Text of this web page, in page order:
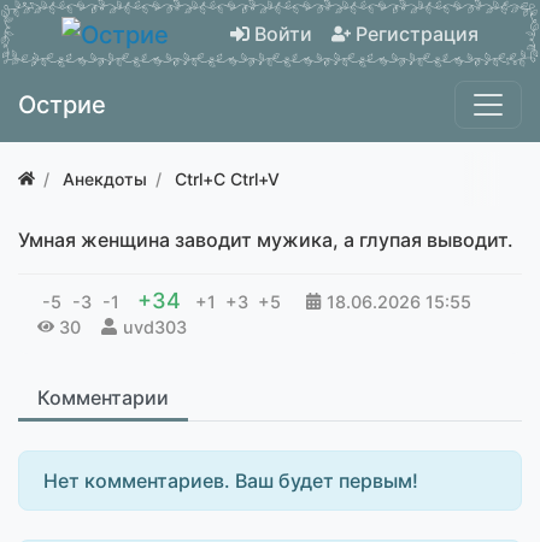
Войти Регистрация
Острие
Анекдоты Ctrl+C Ctrl+V
Умная женщина заводит мужика, а глупая выводит.
-5 -3 -1 +34 +1 +3 +5 18.06.2026 15:55
30
uvd303
Комментарии
Нет комментариев. Ваш будет первым!